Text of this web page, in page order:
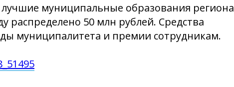
муниципальные образования региона
распределено 50 млн рублей. Средства
муниципалитета и премии сотрудникам.